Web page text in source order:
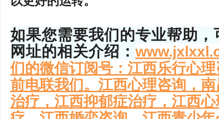
如果您需要我们的专业帮助
网址的相关介绍：
们的微信订阅号： 江西乐行心
前电联我们。江西心理咨询，
治疗，江西抑郁症治疗，江西